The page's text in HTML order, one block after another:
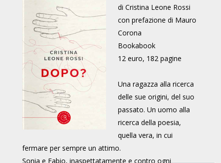
di Cristina Leone Rossi
con prefazione di Mauro
Corona
Bookabook
12 euro, 182 pagine
Una ragazza alla ricerca
delle sue origini, del suo
passato. Un uomo alla
ricerca della poesia,
quella vera, in cui
fermare per sempre un attimo.
Sonia e Fabio, inaspettatamente e contro ogni